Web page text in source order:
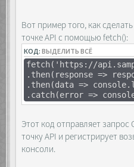
<div
<div
<span>&laquo;</
<span>&raquo;</
</div>
</div>
</div>
<script>
const list =
const answer =
console.log(answer)
})()
Вот пример того, как
точке API с помощью fetch():
КОД:ВЫДЕЛИТЬ ВСЁ
fetch('https://
.then(response =>
.then(data =>
.catch(error =>
Этот код отправляет запрос
точку API и регистрирует
консоли.